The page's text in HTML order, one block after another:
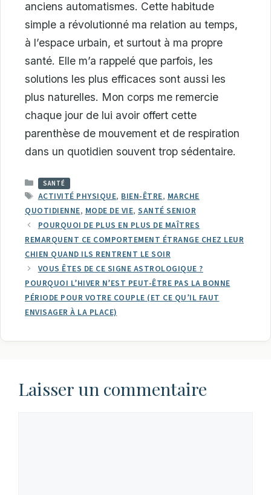
anciens automatismes. Cette habitude
simple a révolutionné ma relation au temps,
à l’espace urbain, et surtout à ma propre
santé. Elle m’a rappelé que parfois, les
solutions les plus efficaces sont aussi les
plus naturelles. Mon corps me remercie
chaque jour de lui avoir offert cette
parenthèse de mouvement et de respiration
dans un quotidien souvent trop sédentaire.
CATÉGORIES
SANTÉ
ÉTIQUETTES
ACTIVITÉ PHYSIQUE, BIEN-ÊTRE, MARCHE
QUOTIDIENNE, MODE DE VIE, SANTÉ SENIOR
POURQUOI DE PLUS EN PLUS DE MAÎTRES
REMARQUENT CE COMPORTEMENT ÉTRANGE CHEZ LEUR
CHIEN QUAND ILS RENTRENT LE SOIR
VOUS ÊTES DE CE SIGNE ASTROLOGIQUE ?
POURQUOI L’HIVER N’EST PEUT-ÊTRE PAS LA BONNE
PÉRIODE POUR VOTRE COUPLE (ET CE QU’IL FAUT
ENVISAGER À LA PLACE)
Laisser un commentaire